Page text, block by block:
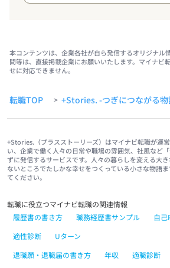
本コンテンツは、企業各社が自ら発信するオリジナル
問等は、直接掲載企業にお願いいたします。マイナビ
せに対応できません。
転職TOP > +Stories. -つぎにつながる
+Stories.（プラスストーリーズ）はマイナビ転職が運
い、企業で働く人々の日常や職場の雰囲気、社風など
ずに発信するサービスです。人々の暮らしを変える大
ないところでたしかな幸せをつくっている小さな物語
てください。
転職に役立つマイナビ転職の関連情報
履歴書の書き方
職務経歴書サンプル 自
適性診断
Uターン
退職願・退職届の書き方
年収 適職診断